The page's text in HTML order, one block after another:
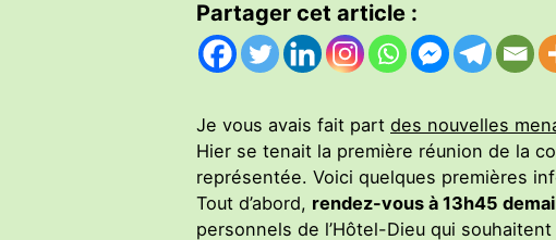
Partager cet article :
Je vous avais fait part des nouvelles
Hier se tenait la première réunion de la
représentée. Voici quelques premières
Tout d’abord, rendez-vous à 13h45
personnels de l’Hôtel-Dieu qui